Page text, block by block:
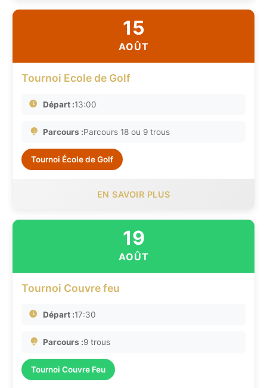
15
AOÛT
Tournoi Ecole de Golf
Départ :13:00
Parcours :Parcours 18 ou 9 trous
Tournoi École de Golf
EN SAVOIR PLUS
19
AOÛT
Tournoi Couvre feu
Départ :17:30
Parcours :9 trous
Tournoi Couvre Feu